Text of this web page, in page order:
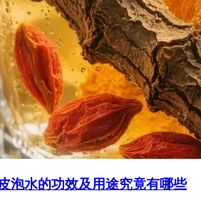
泡水的功效及用途究竟有哪些